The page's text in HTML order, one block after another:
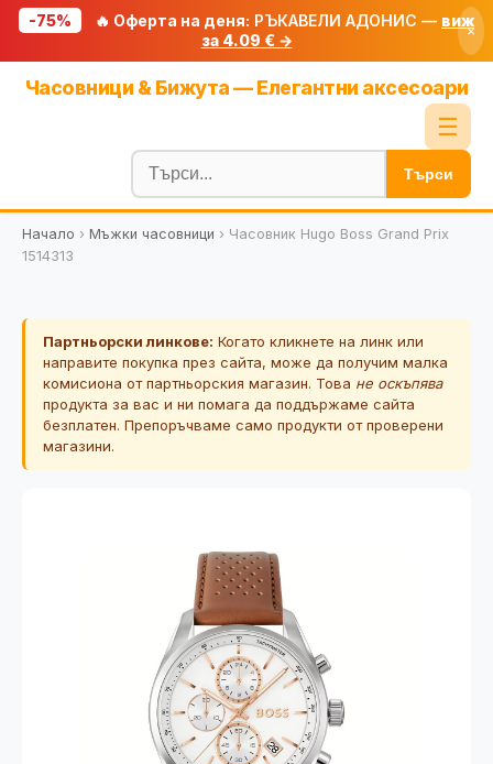
-75% 🔥 Оферта на деня: РЪКАВЕЛИ АДОНИС — виж
за 4.09 € →
×
Часовници & Бижута — Елегантни аксесоари
☰
Блог
🧮 Калкулатори
🔍 Намери продукт
🎟️ Купони
Търси
Начало › Мъжки часовници › Часовник Hugo Boss Grand Prix
1514313
Партньорски линкове: Когато кликнете на линк или
направите покупка през сайта, може да получим малка
комисиона от партньорския магазин. Това не оскъпява
продукта за вас и ни помага да поддържаме сайта
безплатен. Препоръчваме само продукти от проверени
магазини.